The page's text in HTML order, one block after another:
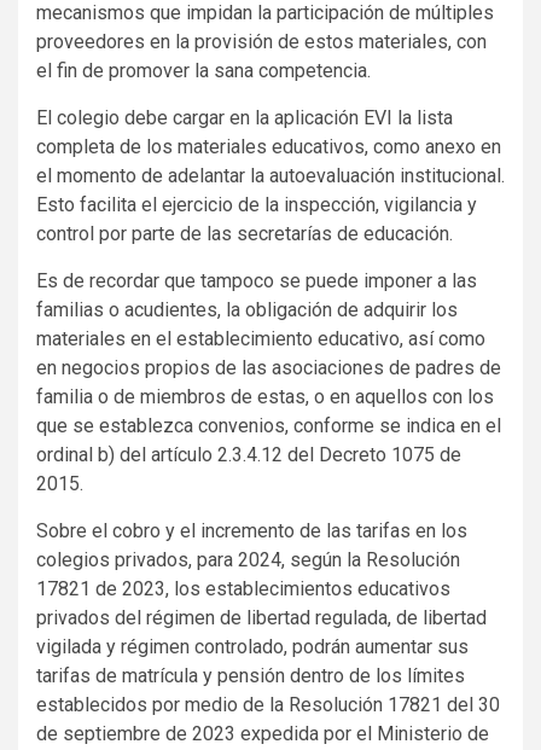
mecanismos que impidan la participación de múltiples
proveedores en la provisión de estos materiales, con
el fin de promover la sana competencia.
El colegio debe cargar en la aplicación EVI la lista
completa de los materiales educativos, como anexo en
el momento de adelantar la autoevaluación institucional.
Esto facilita el ejercicio de la inspección, vigilancia y
control por parte de las secretarías de educación.
Es de recordar que tampoco se puede imponer a las
familias o acudientes, la obligación de adquirir los
materiales en el establecimiento educativo, así como
en negocios propios de las asociaciones de padres de
familia o de miembros de estas, o en aquellos con los
que se establezca convenios, conforme se indica en el
ordinal b) del artículo 2.3.4.12 del Decreto 1075 de
2015.
Sobre el cobro y el incremento de las tarifas en los
colegios privados, para 2024, según la Resolución
17821 de 2023, los establecimientos educativos
privados del régimen de libertad regulada, de libertad
vigilada y régimen controlado, podrán aumentar sus
tarifas de matrícula y pensión dentro de los límites
establecidos por medio de la Resolución 17821 del 30
de septiembre de 2023 expedida por el Ministerio de